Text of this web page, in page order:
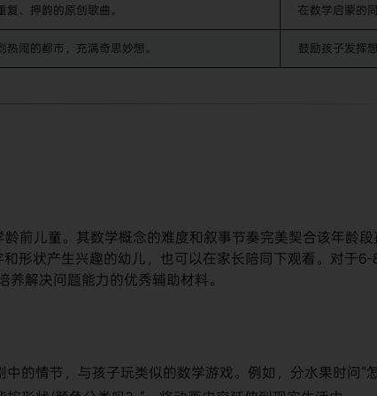
、押韵的原创歌曲。 在数学启蒙的
闹的都市，充满奇思妙想。 鼓励孩子发挥
龄前儿童。其数学概念的难度和叙事节奏完美契合该年龄段
形状产生兴趣的幼儿，也可以在家长陪同下观看。对于6-
解决问题能力的优秀辅助材料。
中的情节，与孩子玩类似的数学游戏。例如，分水果时问“